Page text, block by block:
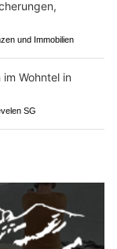
und Immobilien
SG